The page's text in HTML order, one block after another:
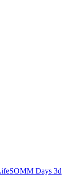
Days 3d